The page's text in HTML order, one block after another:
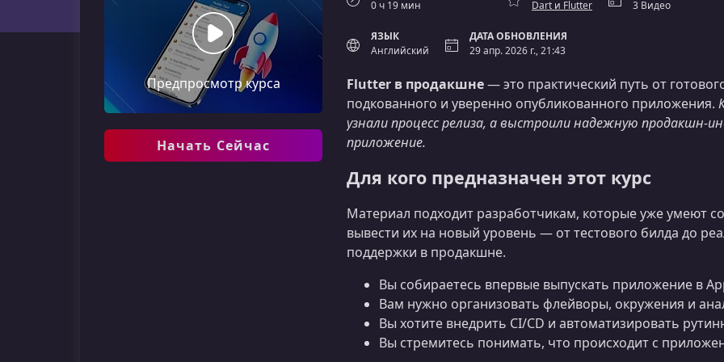
Предпросмотр курса
Начать Сейчас
0 ч 19 мин Dart и Flutter 3 Видео
ЯЗЫК
Английский
ДАТА ОБНОВЛЕНИЯ
29 апр. 2026 г., 21:43
Flutter в продакшне— это практический путь от
подкованного и уверенно опубликованного приложения.
узнали процесс релиза, а выстроили надежную продакшн-
приложение.
Для кого предназначен этот курс
Материал подходит разработчикам, которые уже умеют
вывести их на новый уровень — от тестового билда до
поддержки в продакшне.
Вы собираетесь впервые выпускать приложение в
Вам нужно организовать флейворы, окружения и
Вы хотите внедрить CI/CD и автоматизировать
Вы стремитесь понимать, что происходит с